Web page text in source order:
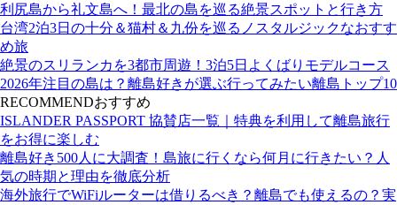
利尻島から礼文島へ！最北の島を巡る絶景スポットと行き方
台湾2泊3日の十分＆猫村＆九份を巡るノスタルジックなおすす
め旅
絶景のスリランカを3都市周遊！3泊5日よくばりモデルコース
2026年注目の島は？離島好きが選ぶ行ってみたい離島トップ10
RECOMMENDおすすめ
ISLANDER PASSPORT 協賛店一覧｜特典を利用して離島旅行
をお得に楽しむ
離島好き500人に大調査！島旅に行くなら何月に行きたい？人
気の時期と理由を徹底分析
海外旅行でWiFiルーターは借りるべき？離島でも使えるの？実